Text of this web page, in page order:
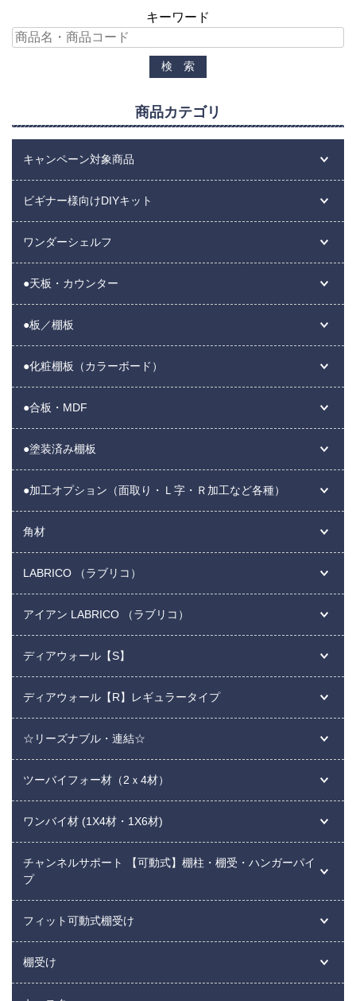
キーワード
商品カテゴリ
キャンペーン対象商品
ビギナー様向けDIYキット
ワンダーシェルフ
●天板・カウンター
●板／棚板
●化粧棚板（カラーボード）
●合板・MDF
●塗装済み棚板
●加工オプション（面取り・Ｌ字・Ｒ加工など各種）
角材
LABRICO （ラブリコ）
アイアン LABRICO （ラブリコ）
ディアウォール【S】
ディアウォール【R】レギュラータイプ
☆リーズナブル・連結☆
ツーバイフォー材（2ｘ4材）
ワンバイ材 (1X4材・1X6材)
チャンネルサポート 【可動式】棚柱・棚受・ハンガーパイ
プ
フィット可動式棚受け
棚受け